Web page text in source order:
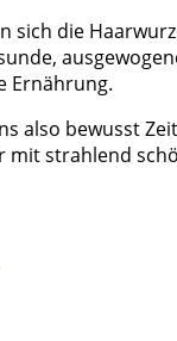
sich die
Ernährung.
also bewusst
mit strahlend